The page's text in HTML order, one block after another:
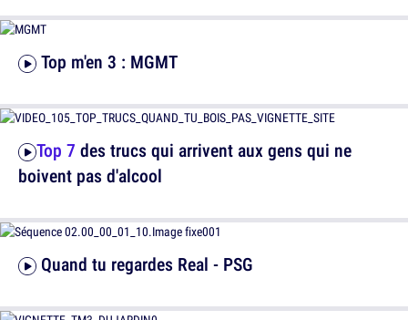
Top m'en 3 : MGMT
Top 7 des trucs qui arrivent aux gens qui ne
boivent pas d'alcool
Quand tu regardes Real - PSG